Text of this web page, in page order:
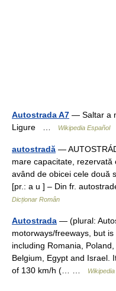
Autostrada A7 — Saltar a
Ligure …
Wikipedia Español
autostradă —
mare capacitate, rezervată
având de obicei cele două
[pr.: a u ] – Din fr.
Dicționar Român
Autostrada — (plural:
motorways/freeways, but
including Romania,
Belgium, Egypt and Israel.
of 130 km/h (… …
Wikipedia